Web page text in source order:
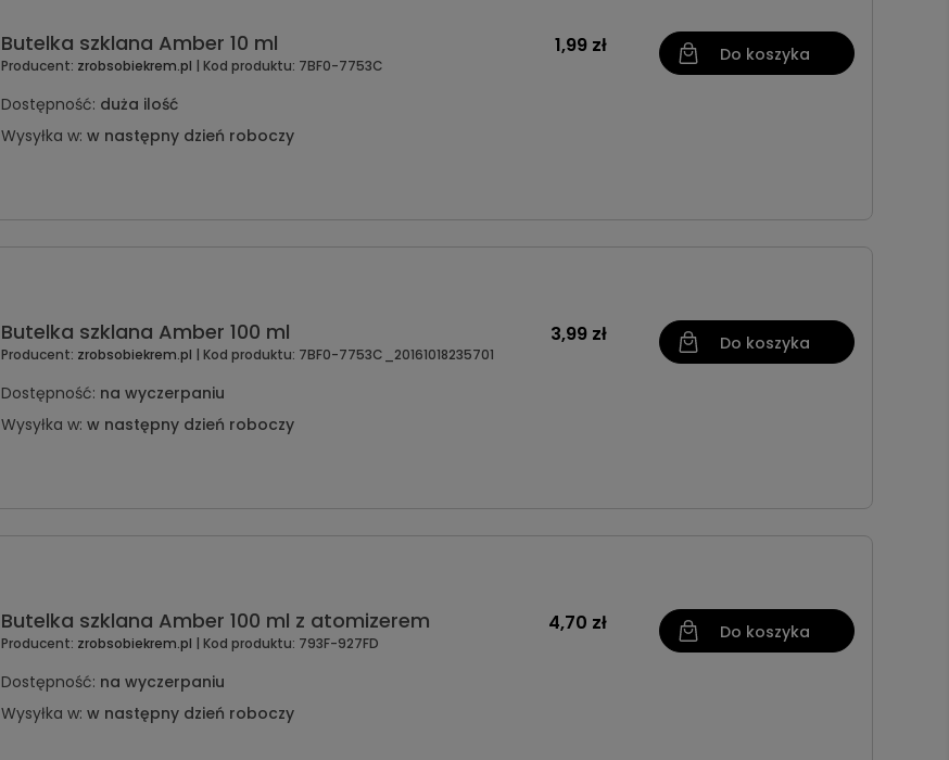
Butelka szklana Amber 10 ml
Producent: zrobsobiekrem.pl | Kod produktu: 7BF0-7753C
Dostępność: duża ilość
Wysyłka w: w następny dzień roboczy
1,99 zł Do koszyka
Butelka szklana Amber 100 ml
Producent: zrobsobiekrem.pl | Kod produktu: 7BF0-7753C_20161018235701
Dostępność: na wyczerpaniu
Wysyłka w: w następny dzień roboczy
3,99 zł Do koszyka
Butelka szklana Amber 100 ml z atomizerem
Producent: zrobsobiekrem.pl | Kod produktu: 793F-927FD
Dostępność: na wyczerpaniu
Wysyłka w: w następny dzień roboczy
4,70 zł Do koszyka